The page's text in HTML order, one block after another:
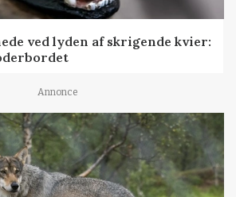
ved lyden af skrigende kvier:
Annonce